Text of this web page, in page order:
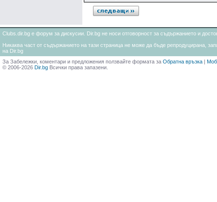
Clubs.dir.bg е форум за дискусии. Dir.bg не носи отговорност за съдържанието и
Никаква част от съдържанието на тази страница не може да бъде репродуцирана,
на Dir.bg
За Забележки, коментари и предложения ползвайте формата за Обратна връзка |
© 2006-2026 Dir.bg Всички права запазени.